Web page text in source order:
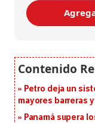
Petro deja un
mayores barreras
Panamá supera